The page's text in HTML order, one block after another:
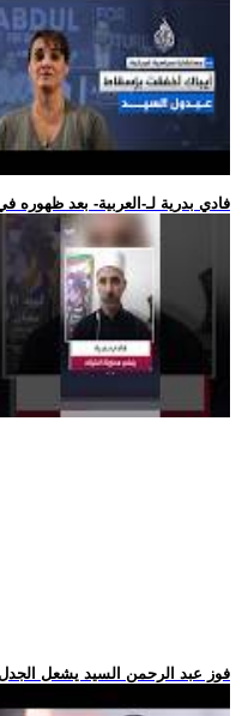
.. فادي بدرية لـ-العربية- بعد
.. فوز عبد الرحمن السيد يشعل